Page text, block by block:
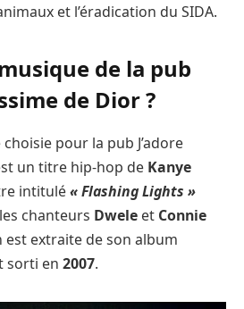
et l’éradication du SIDA.
de la pub
de Dior ?
pour la pub J’adore
un titre hip-hop de Kanye
intitulé« Flashing Lights »
chanteurs Dwele et Connie
est extraite de son album
sorti en 2007.